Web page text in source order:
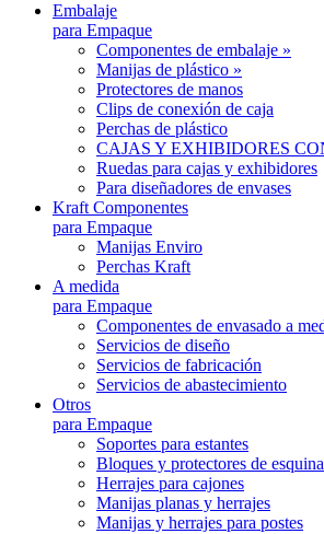
Embalaje
para Empaque
Componentes de embalaje »
Manijas de plástico »
Protectores de manos
Clips de conexión de caja
Perchas de plástico
CAJAS Y EXHIBIDORES
Ruedas para cajas y exhibidores
Para diseñadores de envases
Kraft Componentes
para Empaque
Manijas Enviro
Perchas Kraft
A medida
para Empaque
Componentes de envasado a
Servicios de diseño
Servicios de fabricación
Servicios de abastecimiento
Otros
para Empaque
Soportes para estantes
Bloques y protectores de
Herrajes para cajones
Manijas planas y herrajes
Manijas y herrajes para postes